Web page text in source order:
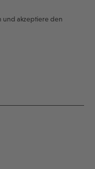
und akzeptiere den